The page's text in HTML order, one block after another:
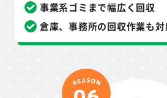
事業系ゴミまで幅広く回収
倉庫、事務所の回収作業も対